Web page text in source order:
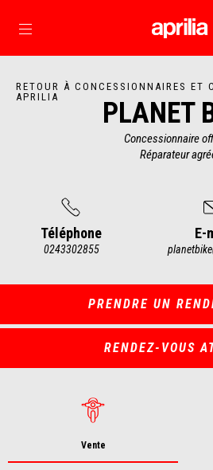
Aller au
RETOUR À CONCESSIONNAIRES ET
APRILIA
PLANET
Concessionnaire
Réparateur
Téléphone
0243302855
E-
of
PRENDRE UN
RENDEZ-VOUS
Vente